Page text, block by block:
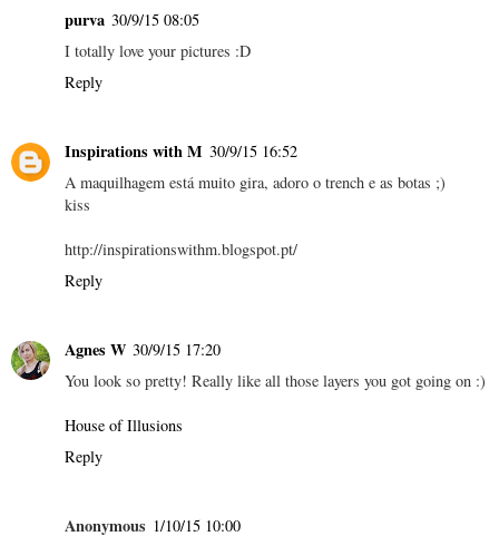
purva 30/9/15 08:05
I totally love your pictures :D
Reply
Inspirations with M 30/9/15 16:52
A maquilhagem está muito gira, adoro o trench e as botas ;)
kiss
http://inspirationswithm.blogspot.pt/
Reply
Agnes W 30/9/15 17:20
You look so pretty! Really like all those layers you got going on :)
House of Illusions
Reply
Anonymous 1/10/15 10:00